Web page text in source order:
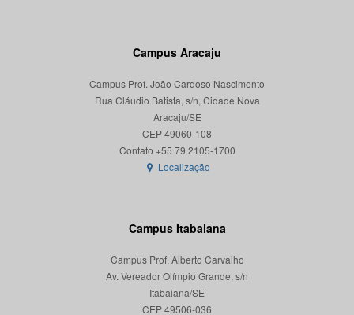
Campus Aracaju
Campus Prof. João Cardoso Nascimento
Rua Cláudio Batista, s/n, Cidade Nova
Aracaju/SE
CEP 49060-108
Localização
Campus Itabaiana
Campus Prof. Alberto Carvalho
Av. Vereador Olímpio Grande, s/n
Itabaiana/SE
CEP 49506-036